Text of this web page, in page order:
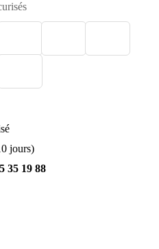
jours)
35 19 88